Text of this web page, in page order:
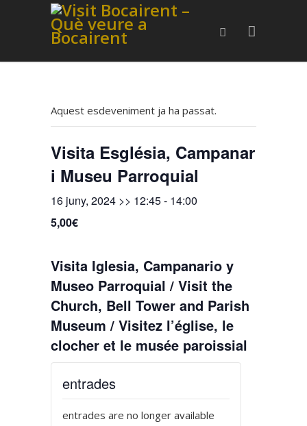
Aquest esdeveniment ja ha passat.
Visita Església, Campanar
i Museu Parroquial
16 juny, 2024 >> 12:45- 14:00
5,00€
Visita Iglesia, Campanario y
Museo Parroquial / Visit the
Church, Bell Tower and Parish
Museum / Visitez l’église, le
clocher et le musée paroissial
entrades
entrades are no longer available